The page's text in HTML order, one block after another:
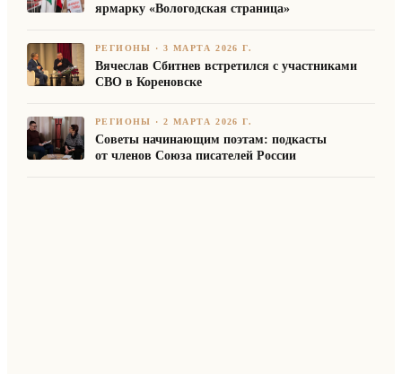
ярмарку «Вологодская страница»
РЕГИОНЫ ·3 МАРТА 2026 Г.
Вячеслав Сбитнев встретился с участниками
СВО в Кореновске
РЕГИОНЫ ·2 МАРТА 2026 Г.
Советы начинающим поэтам: подкасты
от членов Союза писателей России